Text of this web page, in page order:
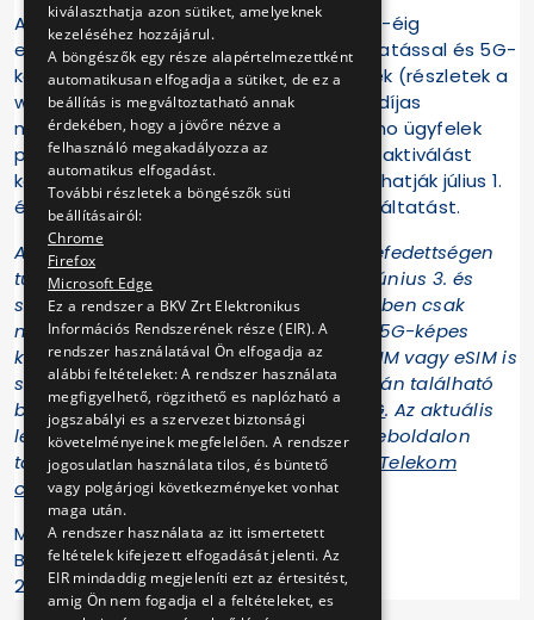
A Telekom 5G hálózatát szeptember 15-éig
elérhetővé teszi mobilinternet-szolgáltatással és 5G-
képes készülékkel rendelkező ügyfeleinek (részletek a
www.telekom.hu/5G oldalon), így a havidíjas
mobilelőfizetők automatikusan, a Domino ügyfelek
pedig a Telekom alkalmazáson történő aktiválást
követően már a kisföldalattin is kipróbálhatják július 1.
és szeptember 15. között az 5G-t szolgáltatást.
Az 5G hálózat igénybevételéhez az 5G lefedettségen
túl megfelelő díjcsomag (idén nyáron június 3. és
szeptember 15. között a kampány keretében csak
mobilinternet-szolgáltatás szükséges), 5G-képes
készülék, és legalább 4G-képes fizikai SIM vagy eSIM is
szükséges, amelyről a vállalat weboldalán található
bővebb információ:www.telekom.hu/5G. Az aktuális
lefedettségről ügyfeleink a következő weboldalon
tájékozódhatnak:Lefedettség - Magyar Telekom
csoport
Magyar Telekom
BKV Zrt.
2024. június 27.
kiválaszthatja azon sütiket, amelyeknek
kezeléséhez hozzájárul.
A böngészők egy része alapértelmezettként
automatikusan elfogadja a sütiket, de ez a
beállítás is megváltoztatható annak
érdekében, hogy a jövőre nézve a
felhasználó megakadályozza az
automatikus elfogadást.
További részletek a böngészők süti
beállításairól:
Chrome
Firefox
Microsoft Edge
Ez a rendszer a BKV Zrt Elektronikus
Információs Rendszerének része (EIR). A
rendszer használatával Ön elfogadja az
alábbi feltételeket: A rendszer használata
megfigyelhető, rögzithető es naplózható a
jogszabályi es a szervezet biztonsági
követelményeinek megfelelően. A rendszer
jogosulatlan használata tilos, és büntető
vagy polgárjogi következményeket vonhat
maga után.
A rendszer használata az itt ismertetett
feltételek kifejezett elfogadását jelenti. Az
EIR mindaddig megjeleníti ezt az értesitést,
amig Ön nem fogadja el a feltételeket, es